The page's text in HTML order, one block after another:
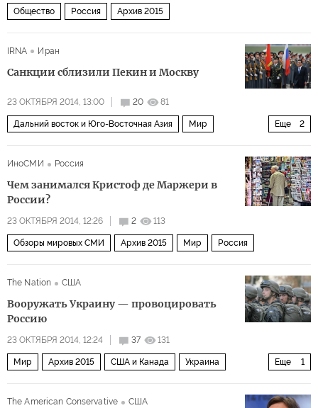
Общество Россия Архив 2015
IRNA Иран
Санкции сблизили Пекин и Москву
23 ОКТЯБРЯ 2014, 13:00 20 81
Еще 2
Дальний восток и Юго-Восточная Азия Мир
ИноСМИ
Россия
Чем занимался Кристоф де Маржери в
России?
23 ОКТЯБРЯ 2014, 12:26 2 113
Обзоры мировых СМИ Архив 2015 Мир Россия
The Nation США
Вооружать Украину — провоцировать
Россию
23 ОКТЯБРЯ 2014, 12:24 37 131
Еще 1
Мир Архив 2015 США и Канада Украина
The American Conservative
США